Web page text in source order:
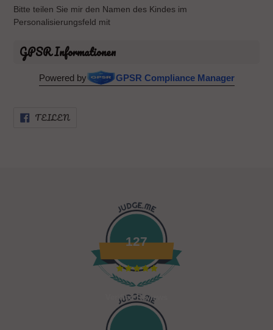
Bitte teilen Sie mir den Namen des Kindes im
Personalisierungsfeld mit
GPSR Informationen
Powered by GPSR Compliance Manager
TEILENFACEBOOK
127
Verified Reviews